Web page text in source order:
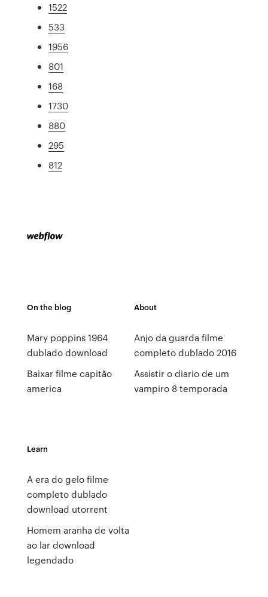
1522
533
1956
801
168
1730
880
295
812
On the blog
Mary poppins 1964
dublado download
Baixar filme capitão
america
About
Anjo da guarda filme
completo dublado 2016
Assistir o diario de um
vampiro 8 temporada
Learn
A era do gelo filme
completo dublado
download utorrent
Homem aranha de volta
ao lar download
legendado